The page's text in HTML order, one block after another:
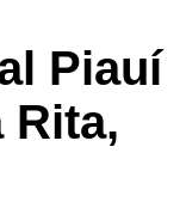
Piauí
Rita,